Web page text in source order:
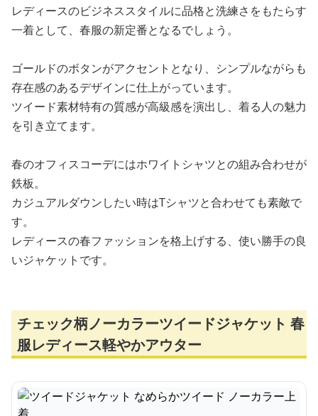
レディースのビジネススタイルに品格と洗練さをもたらす
一着として、春服の新定番となるでしょう。
ゴールドのボタンがアクセントとなり、シンプルながらも
存在感のあるデザインに仕上がっています。
ツイード素材特有の質感が高級感を演出し、着る人の魅力
を引き立てます。
春のオフィスコーデにはホワイトシャツとの組み合わせが
鉄板。
カジュアルダウンしたい時はTシャツと合わせても素敵で
す。
レディースの春ファッションを格上げする、使い勝手の良
いジャケットです。
チェック柄ノーカラーツイードジャケット 春
服レディース軽やかアウター